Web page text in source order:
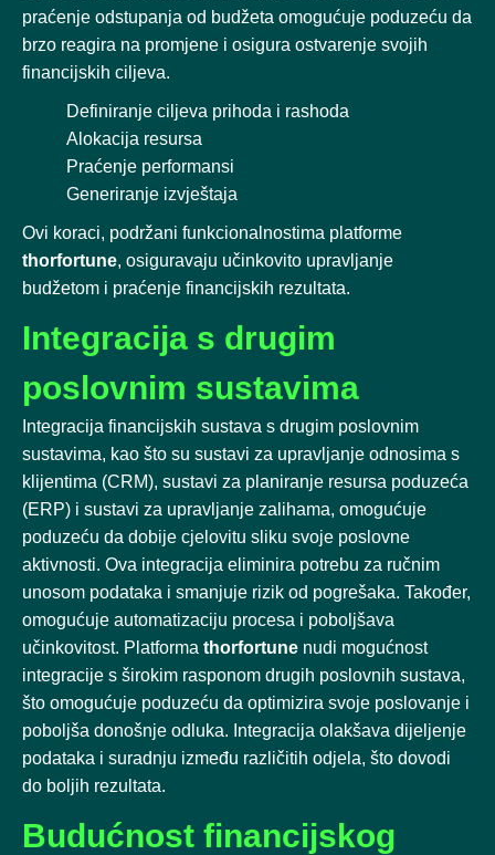
praćenje odstupanja od budžeta omogućuje poduzeću da
brzo reagira na promjene i osigura ostvarenje svojih
financijskih ciljeva.
Definiranje ciljeva prihoda i rashoda
Alokacija resursa
Praćenje performansi
Generiranje izvještaja
Ovi koraci, podržani funkcionalnostima platforme
thorfortune, osiguravaju učinkovito upravljanje
budžetom i praćenje financijskih rezultata.
Integracija s drugim
poslovnim sustavima
Integracija financijskih sustava s drugim poslovnim
sustavima, kao što su sustavi za upravljanje odnosima s
klijentima (CRM), sustavi za planiranje resursa poduzeća
(ERP) i sustavi za upravljanje zalihama, omogućuje
poduzeću da dobije cjelovitu sliku svoje poslovne
aktivnosti. Ova integracija eliminira potrebu za ručnim
unosom podataka i smanjuje rizik od pogrešaka. Također,
omogućuje automatizaciju procesa i poboljšava
učinkovitost. Platforma thorfortune nudi mogućnost
integracije s širokim rasponom drugih poslovnih sustava,
što omogućuje poduzeću da optimizira svoje poslovanje i
poboljša donošnje odluka. Integracija olakšava dijeljenje
podataka i suradnju između različitih odjela, što dovodi
do boljih rezultata.
Budućnost financijskog